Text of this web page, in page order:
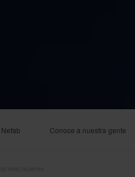
Conoce a nuestra gente
PRACTICANTES